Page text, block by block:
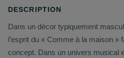
DESCRIPTION
Dans un décor typiquement
l’esprit du « Comme à la maison »
concept. Dans un univers musical